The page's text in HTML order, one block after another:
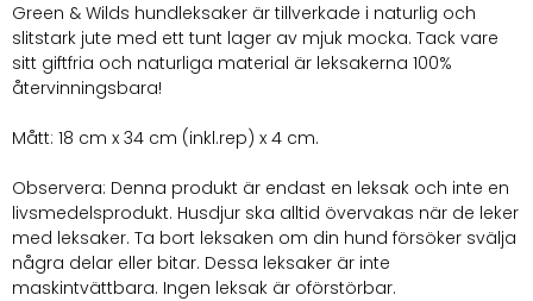
Green & Wilds hundleksaker är tillverkade i naturlig och
slitstark jute med ett tunt lager av mjuk mocka. Tack vare
sitt giftfria och naturliga material är leksakerna 100%
återvinningsbara!
Mått: 18 cm x 34 cm (inkl.rep) x 4 cm.
Observera: Denna produkt är endast en leksak och inte en
livsmedelsprodukt. Husdjur ska alltid övervakas när de leker
med leksaker. Ta bort leksaken om din hund försöker svälja
några delar eller bitar. Dessa leksaker är inte
maskintvättbara. Ingen leksak är oförstörbar.